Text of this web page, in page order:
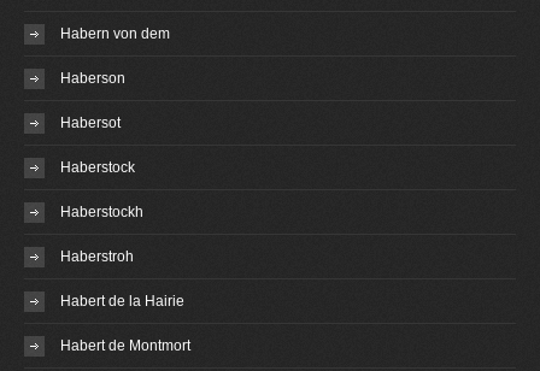
Habern von dem
Haberson
Habersot
Haberstock
Haberstockh
Haberstroh
Habert de la Hairie
Habert de Montmort